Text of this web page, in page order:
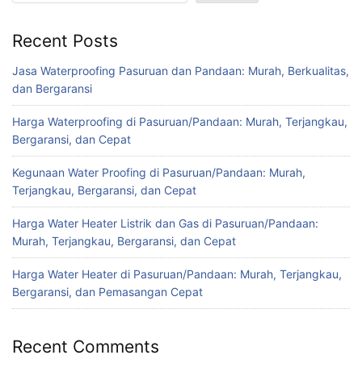
Recent Posts
Jasa Waterproofing Pasuruan dan Pandaan: Murah, Berkualitas,
dan Bergaransi
Harga Waterproofing di Pasuruan/Pandaan: Murah, Terjangkau,
Bergaransi, dan Cepat
Kegunaan Water Proofing di Pasuruan/Pandaan: Murah,
Terjangkau, Bergaransi, dan Cepat
Harga Water Heater Listrik dan Gas di Pasuruan/Pandaan:
Murah, Terjangkau, Bergaransi, dan Cepat
Harga Water Heater di Pasuruan/Pandaan: Murah, Terjangkau,
Bergaransi, dan Pemasangan Cepat
Recent Comments